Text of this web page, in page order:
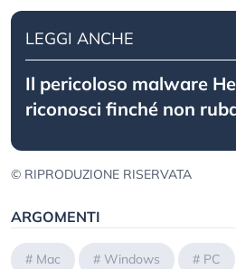
LEGGI ANCHE
Il pericoloso malware
riconosci finché non
© RIPRODUZIONE RISERVATA
ARGOMENTI
# Mac # Windows # PC